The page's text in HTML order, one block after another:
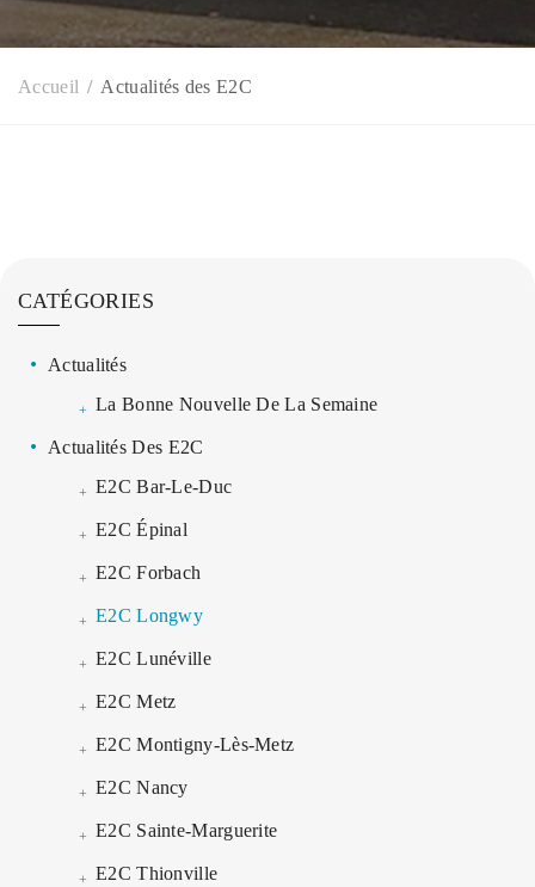
Accueil Actualités des E2C
CATÉGORIES
Actualités
La Bonne Nouvelle De La Semaine
Actualités Des E2C
E2C Bar-Le-Duc
E2C Épinal
E2C Forbach
E2C Longwy
E2C Lunéville
E2C Metz
E2C Montigny-Lès-Metz
E2C Nancy
E2C Sainte-Marguerite
E2C Thionville